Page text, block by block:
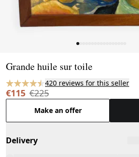
Grande huile sur toile
420 reviews for this seller
€115 €225
Make an offer
Delivery